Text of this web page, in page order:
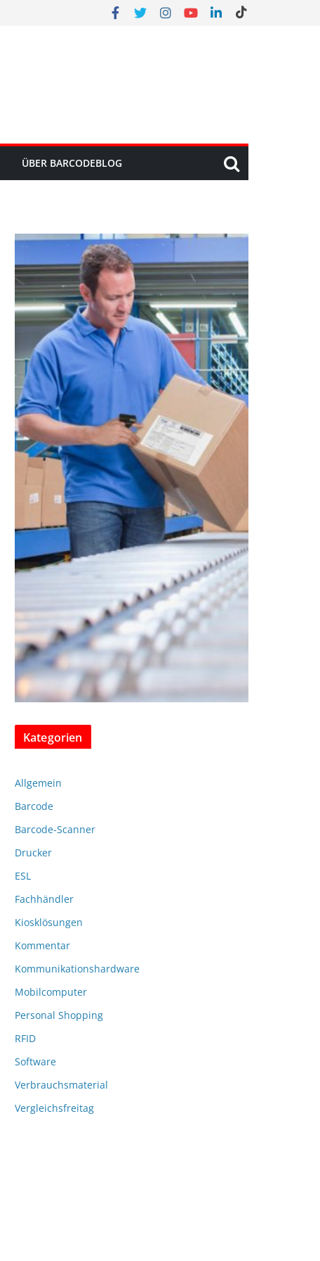
ÜBER BARCODEBLOG
Kategorien
Allgemein
Barcode
Barcode-Scanner
Drucker
ESL
Fachhändler
Kiosklösungen
Kommentar
Kommunikationshardware
Mobilcomputer
Personal Shopping
RFID
Software
Verbrauchsmaterial
Vergleichsfreitag